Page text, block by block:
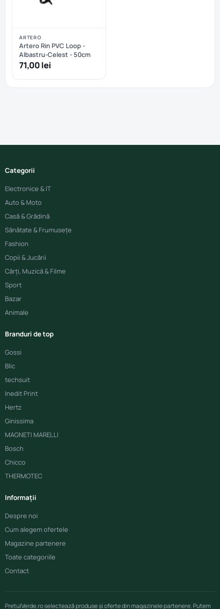
ARTERO
Artero Rin PVC Loop -
Albastru-Celest - 50cm
71,00 lei
Categorii
Electronice & IT
Auto & Moto
Casă & Grădină
Sănătate & Frumusețe
Fashion
Copii & Jucării
Cărți, Muzică & Filme
Sport
Bazar
Animale
Branduri de top
Gossi
Blic
techsuit
Inedit Print
Hertz
Ginissima
MAGNETI MARELLI
Bosch
Chicco
THERMOTEC
Informații
Despre noi
Cum alegem ofertele
Magazine partenere
Toate categoriile
Contact
PretulVerde.ro selectează produse și oferte din magazinele partenere. Putem